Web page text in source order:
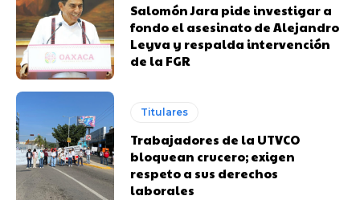
Salomón Jara pide investigar a
fondo el asesinato de Alejandro
Leyva y respalda intervención
de la FGR
Titulares
Trabajadores de la UTVCO
bloquean crucero; exigen
respeto a sus derechos
laborales